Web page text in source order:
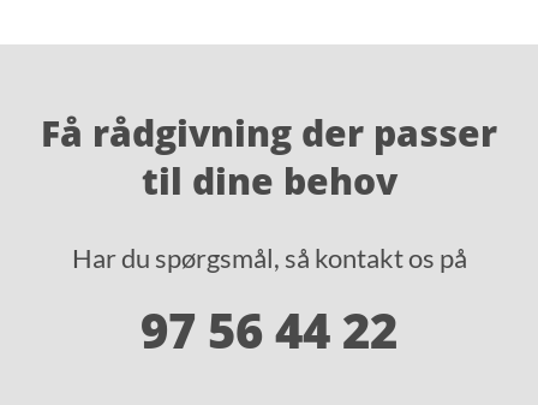
Få rådgivning der passer
til dine behov
Har du spørgsmål, så kontakt os på
97 56 44 22